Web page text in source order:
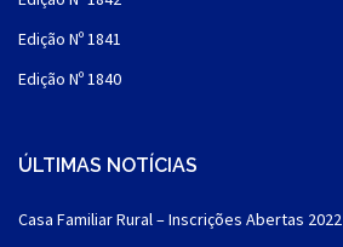
Edição Nº 1841
Edição Nº 1840
ÚLTIMAS NOTÍCIAS
Casa Familiar Rural – Inscrições Abertas 2022